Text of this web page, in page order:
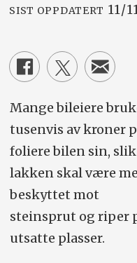
SIST OPPDATERT 11/
Mange bileiere
tusenvis av kroner
foliere bilen sin,
lakken skal være
beskyttet mot
steinsprut og riper
utsatte plasser.